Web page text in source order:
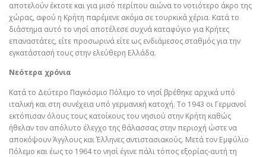
αποτελούν έκτοτε και για μισό περίπου αιώνα το νοτιότερο άκρο της
χώρας, αφού η Κρήτη παρέμενε ακόμα σε τουρκικά χέρια. Κατά το
διάστημα αυτό το νησί αποτέλεσε συχνά καταφύγιο για Κρήτες
επαναστάτες, είτε προσωρινά είτε ως ενδιάμεσος σταθμός για την
εγκατάστασή τους στην ελεύθερη Ελλάδα.
Νεότερα χρόνια
Κατά το Δεύτερο Παγκόσμιο Πόλεμο το νησί βρέθηκε αρχικά υπό
ιταλική και στη συνέχεια υπό γερμανική κατοχή. Το 1943 οι Γερμανοί
εκτόπισαν όλους τους κατοίκους του νησιού στην Κρήτη καθώς
ήθελαν τον απόλυτο έλεγχο της θάλασσας στην περιοχή ώστε να
αποκόψουν Άγγλους και Έλληνες αντιστασιακούς. Μετά τον Εμφύλιο
Πόλεμο και έως το 1964 το νησί έγινε πάλι τόπος εξορίας-αυτή τη